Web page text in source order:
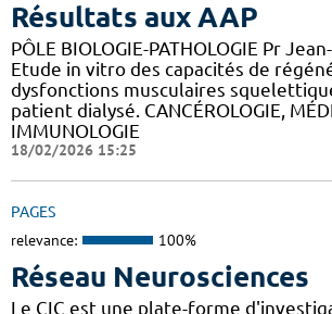
Résultats aux AAP
PÔLE BIOLOGIE-PATHOLOGIE Pr
Etude in vitro des capacités de
dysfonctions musculaires
patient dialysé. CANCÉROLOGIE,
IMMUNOLOGIE
18/02/2026 15:25
PAGES
relevance: 100%
Réseau Neurosciences
Le CIC est une plate-forme